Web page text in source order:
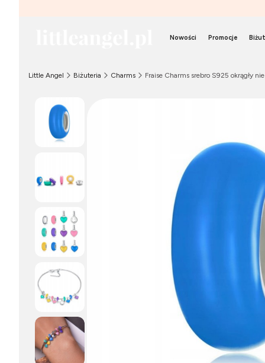
Nowości Promocje
Little Angel Biżuteria Charms Fraise Charms srebro S925 okrągły